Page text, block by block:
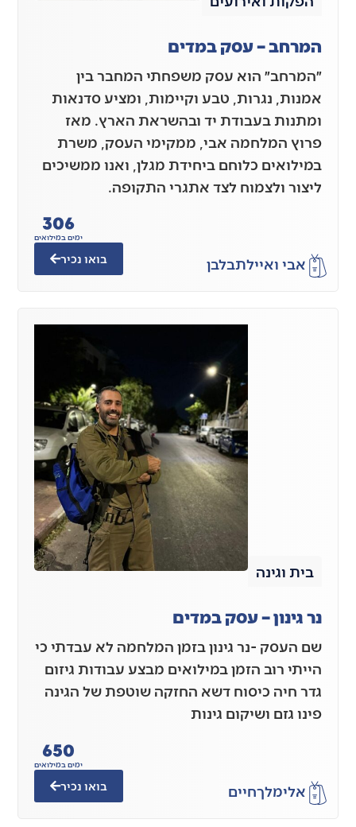
המרחב – עסק במדים
״המרחב״ הוא עסק משפחתי המחבר בין
אמנות, נגרות, טבע וקיימות, ומציע סדנאות
ומתנות בעבודת יד ובהשראת הארץ. מאז
פרוץ המלחמה אבי, ממקימי העסק, משרת
במילואים כלוחם ביחידת מגלן, ואנו ממשיכים
ליצור ולצמוח לצד אתגרי התקופה.
אבי ואיילתבלבן
ימים במילואים
306
בואו נכיר
בית וגינה
נר גינון – עסק במדים
שם העסק -נר גינון בזמן המלחמה לא עבדתי כי
הייתי רוב הזמן במילואים מבצע עבודות גיזום
גדר חיה כיסוח דשא החזקה שוטפת של הגינה
פינו גזם ושיקום גינות
אלימלךחיים
ימים במילואים
650
בואו נכיר